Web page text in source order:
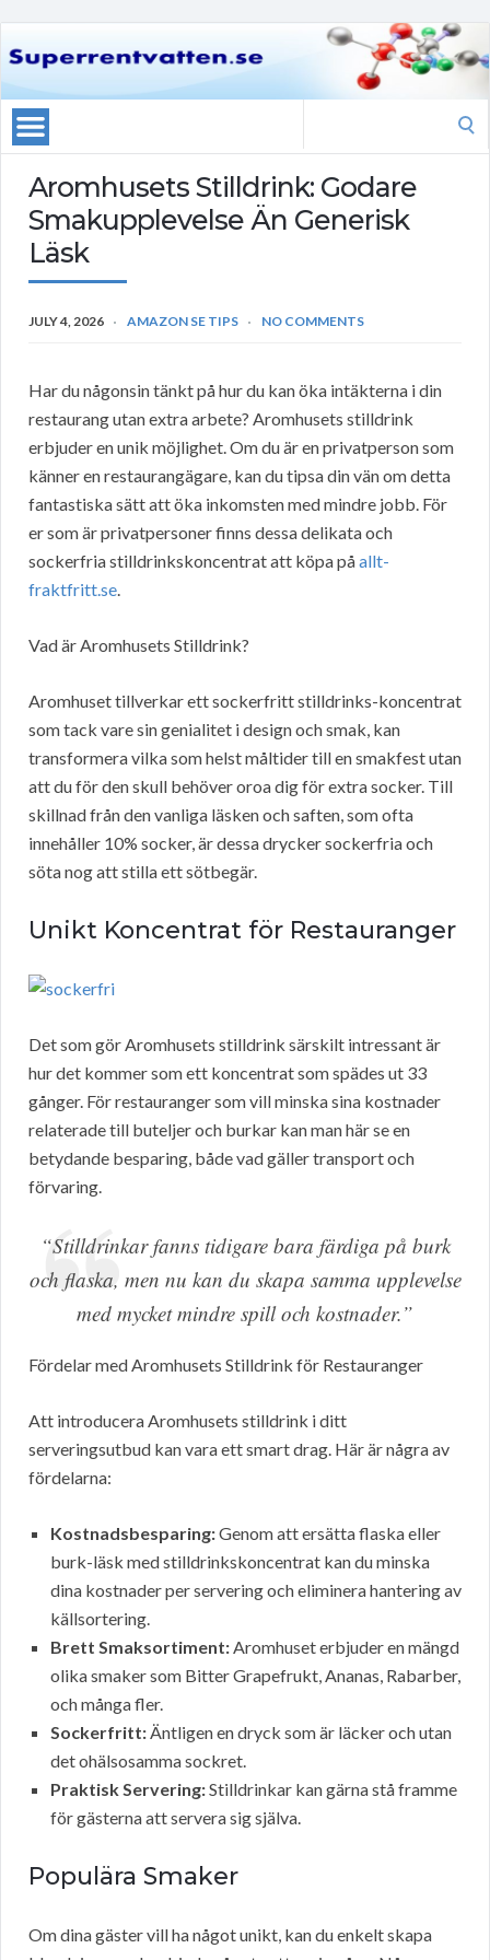
Aromhusets Stilldrink: Godare
Smakupplevelse Än Generisk
Läsk
JULY 4, 2026 AMAZON SE TIPS NO COMMENTS
Har du någonsin tänkt på hur du kan öka intäkterna i din
restaurang utan extra arbete? Aromhusets stilldrink
erbjuder en unik möjlighet. Om du är en privatperson som
känner en restaurangägare, kan du tipsa din vän om detta
fantastiska sätt att öka inkomsten med mindre jobb. För
er som är privatpersoner finns dessa delikata och
sockerfria stilldrinkskoncentrat att köpa påallt-
fraktfritt.se.
Vad är Aromhusets Stilldrink?
Aromhuset tillverkar ett sockerfritt stilldrinks-koncentrat
som tack vare sin genialitet i design och smak, kan
transformera vilka som helst måltider till en smakfest utan
att du för den skull behöver oroa dig för extra socker. Till
skillnad från den vanliga läsken och saften, som ofta
innehåller 10% socker, är dessa drycker sockerfria och
söta nog att stilla ett sötbegär.
Unikt Koncentrat för Restauranger
Det som gör Aromhusets stilldrink särskilt intressant är
hur det kommer som ett koncentrat som spädes ut 33
gånger. För restauranger som vill minska sina kostnader
relaterade till buteljer och burkar kan man här se en
betydande besparing, både vad gäller transport och
förvaring.
“Stilldrinkar fanns tidigare bara färdiga på burk
och flaska, men nu kan du skapa samma upplevelse
med mycket mindre spill och kostnader.”
Fördelar med Aromhusets Stilldrink för Restauranger
Att introducera Aromhusets stilldrink i ditt
serveringsutbud kan vara ett smart drag. Här är några av
fördelarna:
Kostnadsbesparing:Genom att ersätta flaska eller
burk-läsk med stilldrinkskoncentrat kan du minska
dina kostnader per servering och eliminera hantering av
källsortering.
Brett Smaksortiment:Aromhuset erbjuder en mängd
olika smaker som Bitter Grapefrukt, Ananas, Rabarber,
och många fler.
Sockerfritt:Äntligen en dryck som är läcker och utan
det ohälsosamma sockret.
Praktisk Servering:Stilldrinkar kan gärna stå framme
för gästerna att servera sig själva.
Populära Smaker
Om dina gäster vill ha något unikt, kan du enkelt skapa